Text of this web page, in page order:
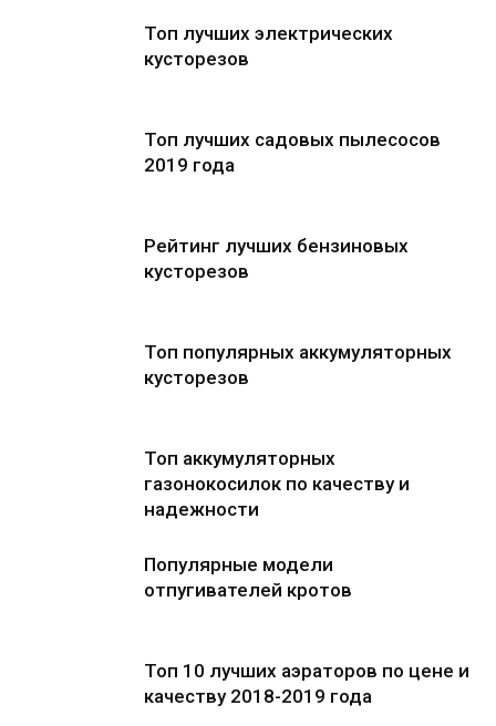
Топ лучших электрических
кусторезов
Топ лучших садовых пылесосов
2019 года
Рейтинг лучших бензиновых
кусторезов
Топ популярных аккумуляторных
кусторезов
Топ аккумуляторных
газонокосилок по качеству и
надежности
Популярные модели
отпугивателей кротов
Топ 10 лучших аэраторов по цене и
качеству 2018-2019 года